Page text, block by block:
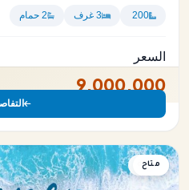
200 3 غرف 2 حمام
السعر
9,000,000
شاليه
متاح